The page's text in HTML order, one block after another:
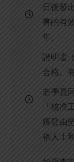
日後發
書的有
年。
證明書:
合格。
若學員
「核准
獲發由
格人士